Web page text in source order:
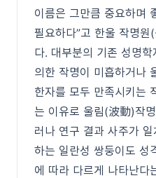
이름은 그만큼 중요하며
필요하다”고 한울 작명
다. 대부분의 기존 성명
의한 작명이 미흡하거나
한자를 모두 만족시키는
는 이유로 울림(波動)작
러나 연구 결과 사주가 일
하는 일란성 쌍둥이도 성
에 따라 다르게 나타난다